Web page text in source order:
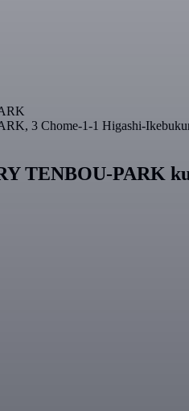
3 Chome-1-1 Higashi-
TENBOU-PARK